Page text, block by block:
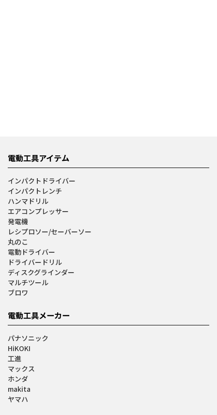
電動工具アイテム
インパクトドライバー
インパクトレンチ
ハンマドリル
エアコンプレッサー
発電機
レシプロソー/セーバーソー
丸のこ
電動ドライバー
ドライバードリル
ディスクグラインダー
マルチツール
ブロワ
電動工具メーカー
パナソニック
HiKOKI
工進
マックス
ホンダ
makita
ヤマハ